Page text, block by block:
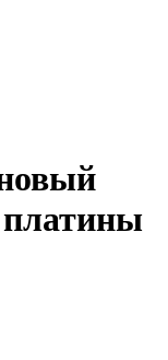
платины